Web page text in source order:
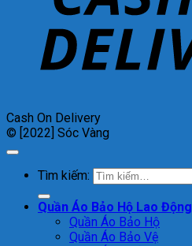
Cash On Delivery
© [2022] Sóc Vàng
Tìm kiếm:
Quần Áo Bảo Hộ Lao Động
Quần Áo Bảo Hộ
Quần Áo Bảo Vệ